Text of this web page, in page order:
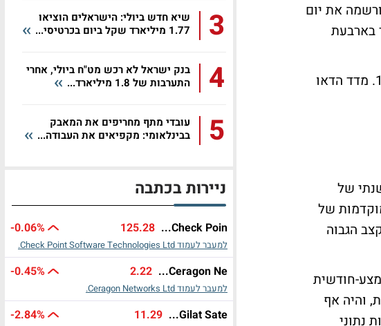
בנאסד"ק. הירידות החדות האיצו את הירידות באירופה, כאשר הבורסה בלונדון צנחה 3.2% ורשמה את יום
הירידה החדה ביותר בארבעת
מדד הנאסד"ק סגר בירידה של 1.43% לרמה של 2,562 הנקודות, לאחר שאיבד אמש 1.84%. מדד הדאו
של
של
השני של השנה פורסם היום והצביע על קצב צמיחה של 3.4%, הקצב הגבוה
חודשית
הנקודות כאשר רשם קריאה של 90.4 הנקודות, והיה אף
85.3 הנקודות, בעקבות נתוני
3
שיא חדש ביולי: הישראלים הוציאו
1.77 מיליארד שקל ביום בכרטיסי...
4
בנק ישראל לא רכש מט"ח ביולי, אחרי
התערבות של 1.8 מיליארד...
5
עובדי מתף מחריפים את המאבק
בבינלאומי: מקפיאים את העבודה...
ניירות בכתבה
Check Poin...
125.28
-0.06%
למעבר לעמוד Check Point Software Technologies Ltd.
Ceragon Ne...
2.22
-0.45%
למעבר לעמוד Ceragon Networks Ltd.
Gilat Sate...
11.29
-2.84%